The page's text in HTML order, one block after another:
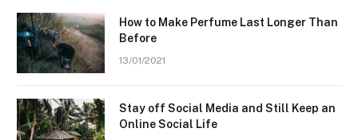
How to Make Perfume Last Longer Than
Before
13/01/2021
Stay off Social Media and Still Keep an
Online Social Life